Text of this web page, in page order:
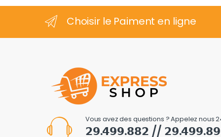
Choisir le Paiment en ligne
Vous avez des questions ? Appelez nous
𝟮𝟵.𝟰𝟵𝟵.𝟴𝟴𝟮 //